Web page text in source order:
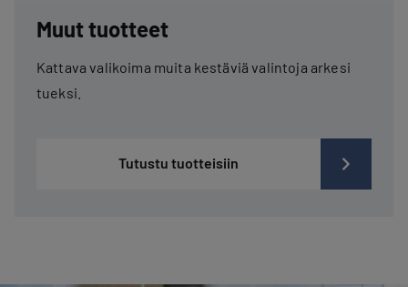
Muut tuotteet
Kattava valikoima muita kestäviä valintoja arkesi
tueksi.
Tutustu tuotteisiin